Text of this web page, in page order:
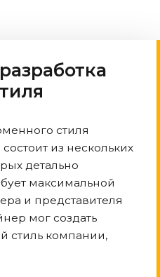
стиля
состоит из нескольких
детально
максимальной
и представителя
мог создать
стиль компании,